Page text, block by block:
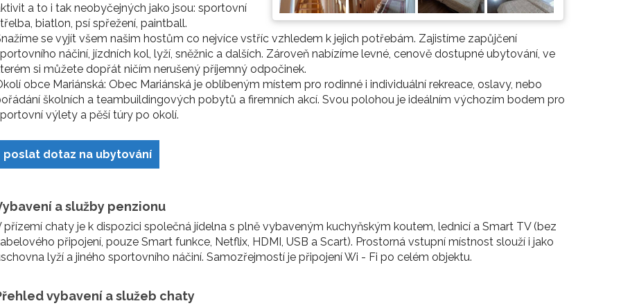
a to i tak neobyčejných jako jsou: sportovní
biatlon, psí spřežení, paintball.
se vyjít všem našim hostům co nejvíce vstříc vzhledem k jejich potřebám. Zajistíme zapůjčení
náčiní, jízdních kol, lyží, sněžnic a dalších. Zároveň nabízíme levné, cenově dostupné ubytování, ve
si můžete dopřát ničím nerušený příjemný odpočinek.
obce Mariánská: Obec Mariánská je oblíbeným místem pro rodinné i individuální rekreace, oslavy, nebo
školních a teambuildingových pobytů a firemních akcí. Svou polohou je ideálním výchozím bodem pro
výlety a pěší túry po okolí.
poslat dotaz na ubytování
a služby penzionu
přízemí chaty je k dispozici společná jídelna s plně vybaveným kuchyňským koutem, lednicí a Smart TV (bez
připojení, pouze Smart funkce, Netflix, HDMI, USB a Scart). Prostorná vstupní místnost slouží i jako
lyží a jiného sportovního náčiní. Samozřejmostí je připojení Wi - Fi po celém objektu.
vybavení a služeb chaty